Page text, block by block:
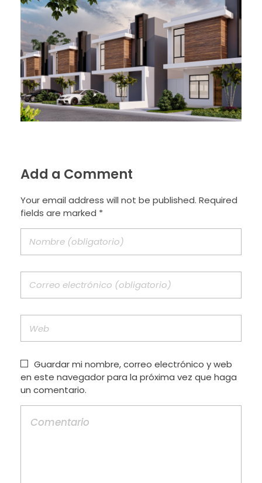
Add a Comment
Your email address will not be published. Required
fields are marked *
Guardar mi nombre, correo electrónico y web
en este navegador para la próxima vez que haga
un comentario.